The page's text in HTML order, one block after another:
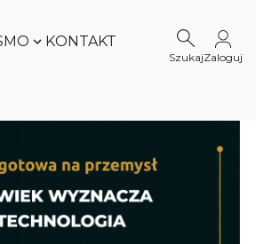
KONTAKT
SzukajZaloguj